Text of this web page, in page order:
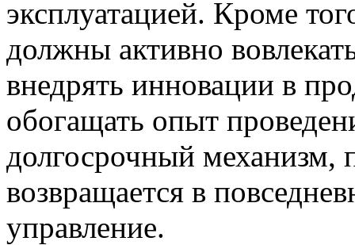
эксплуатацией. Кроме
должны активно
внедрять инновации в
обогащать опыт
долгосрочный механизм,
возвращается в
управление.